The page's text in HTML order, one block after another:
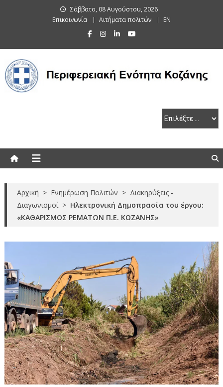
Σάββατο, 08 Αυγούστου, 2026
Επικοινωνία
Αιτήματα πολιτών EN
Αρχική > Ενημέρωση Πολιτών > Διακηρύξεις -
Διαγωνισμοί > Ηλεκτρονική Δημοπρασία του έργου:
«ΚΑΘΑΡΙΣΜΟΣ ΡΕΜΑΤΩΝ Π.Ε. ΚΟΖΑΝΗΣ»